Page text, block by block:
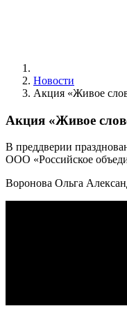
Новости
Акция «Живое
Акция «Живое
В преддверии
ООО «Российское
Воронова Ольга